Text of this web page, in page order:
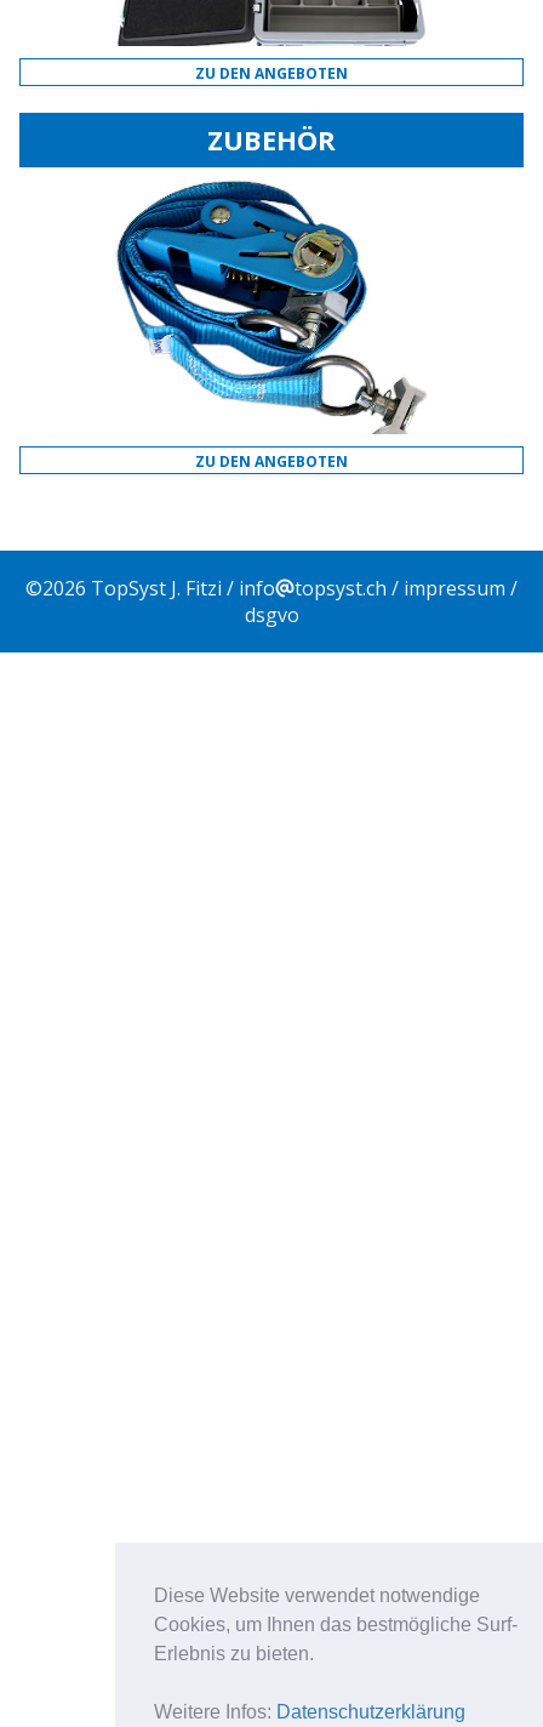
Diese Website verwendet notwendige
Cookies, um Ihnen das bestmögliche Surf-
Erlebnis zu bieten.
Weitere Infos: Datenschutzerklärung
ZU DEN ANGEBOTEN
ZUBEHÖR
ZU DEN ANGEBOTEN
©2026 TopSyst J. Fitzi / info topsyst.ch / impressum /
dsgvo